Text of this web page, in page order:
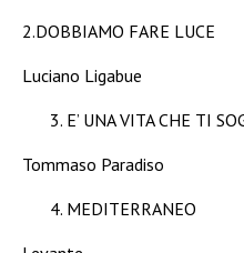
2.DOBBIAMO FARE LUCE
Luciano Ligabue
E’ UNA VITA CHE TI
Tommaso Paradiso
MEDITERRANEO